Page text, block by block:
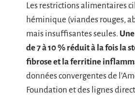
Les restrictions alimentaires
héminique (viandes rouges,
mais insuffisantes seules.
de 7 à 10 % réduit à la fois la
fibrose et la ferritine
données convergentes de
Foundation et des lignes